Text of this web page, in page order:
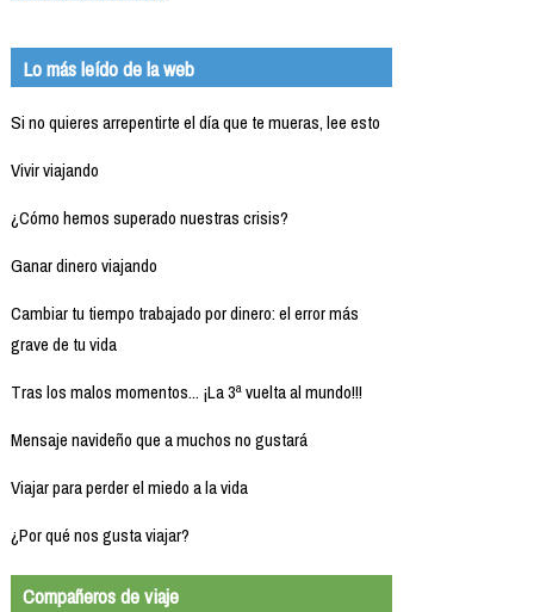
Lo más leído de la web
Si no quieres arrepentirte el día que te mueras, lee esto
Vivir viajando
¿Cómo hemos superado nuestras crisis?
Ganar dinero viajando
Cambiar tu tiempo trabajado por dinero: el error más
grave de tu vida
Tras los malos momentos... ¡La 3ª vuelta al mundo!!!
Mensaje navideño que a muchos no gustará
Viajar para perder el miedo a la vida
¿Por qué nos gusta viajar?
Compañeros de viaje